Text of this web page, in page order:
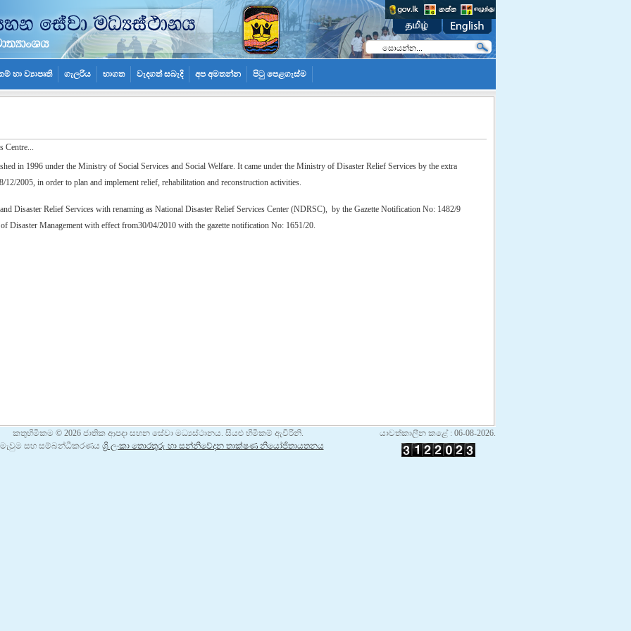
හා ව්‍යාපෘති ගැලරිය භාගත වැදගත් සබැදි අප අමතන්න පිටු පෙළගැස්ම
Centre...
in 1996 under the Ministry of Social Services and Social Welfare. It came under the Ministry of Disaster Relief Services by the extra
2005, in order to plan and implement relief, rehabilitation and reconstruction activities.
Disaster Relief Services with renaming as National Disaster Relief Services Center (NDRSC), by the Gazette Notification No: 1482/9
Disaster Management with effect from30/04/2010 with the gazette notification No: 1651/20.
කතුහිමිකම © 2026 ජාතික ආපදා සහන සේවා මධ්‍යස්ථානය. සියළු හිමිකම් ඇවිරිනි.
සහ සම්බන්ධීකරණය ශ්‍රි ලංකා තොරතුරු හා සන්නිවේදන තාක්ෂණ නියෝජිතායතනය
යාවත්කාලීන කළේ : 06-08-2026.